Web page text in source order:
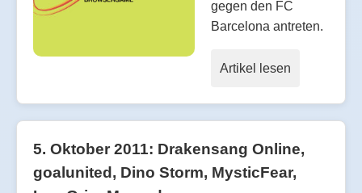
gegen den FC
Barcelona antreten.
Artikel lesen
5. Oktober 2011: Drakensang Online,
goalunited, Dino Storm, MysticFear,